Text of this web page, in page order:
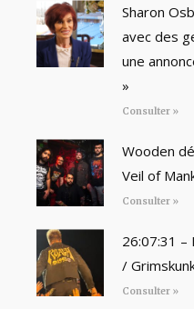
Sharon
avec des
une
»
Consulter »
Wooden
Veil of
Consulter »
26:07:31 –
/
Consulter »